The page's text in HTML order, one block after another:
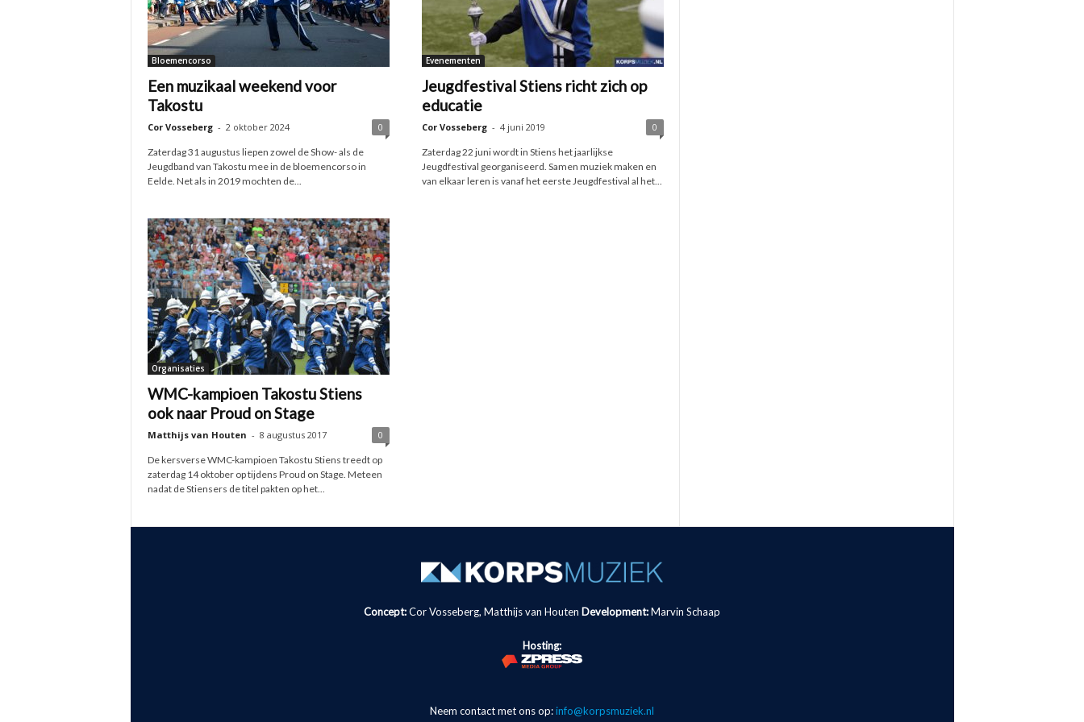
Bloemencorso
Een muzikaal weekend voor
Takostu
Cor Vosseberg - 2 oktober 2024 0
Zaterdag 31 augustus liepen zowel de Show- als de
Jeugdband van Takostu mee in de bloemencorso in
Eelde. Net als in 2019 mochten de...
Evenementen
Jeugdfestival Stiens richt zich op
educatie
Cor Vosseberg - 4 juni 2019 0
Zaterdag 22 juni wordt in Stiens het jaarlijkse
Jeugdfestival georganiseerd. Samen muziek maken en
van elkaar leren is vanaf het eerste Jeugdfestival al het...
Organisaties
WMC-kampioen Takostu Stiens
ook naar Proud on Stage
Matthijs van Houten - 8 augustus 2017 0
De kersverse WMC-kampioen Takostu Stiens treedt op
zaterdag 14 oktober op tijdens Proud on Stage. Meteen
nadat de Stiensers de titel pakten op het...
Concept:Cor Vosseberg, Matthijs van Houten Development:Marvin Schaap
Hosting:
Neem contact met ons op:info@korpsmuziek.nl